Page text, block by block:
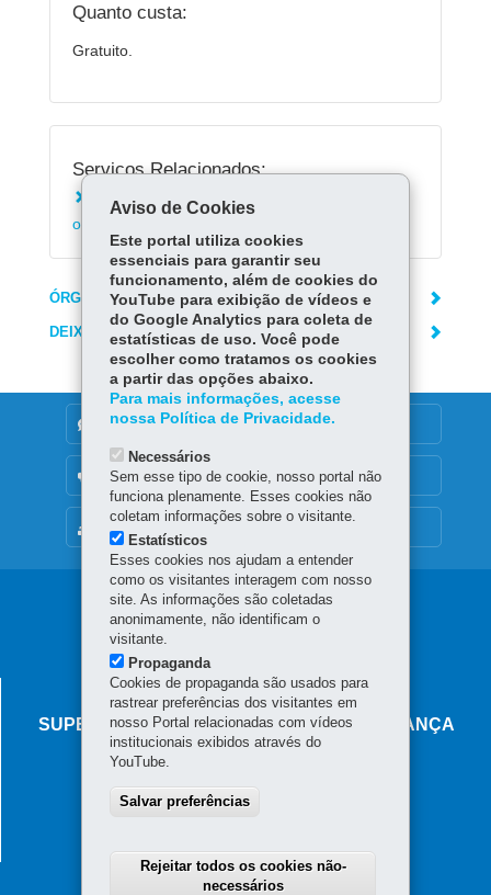
Quanto custa:
Gratuito.
Serviços Relacionados:
Conhecer as dúvidas mais frequentes sobre
os sorteios do Nota Paraná
ÓRGÃO RESPONSÁVEL
DEIXE SUA OPINIÃO
DENUNCIE CORRUPÇÃO
OUVIDORIA
Navegação
principal
AGÊNCIA DO MIGRANTE
SUPERINTENDÊNCIA-GERAL DE GOVERNANÇA
MIGRATÓRIA
80060-010-Curitiba
Aviso de Cookies
Este portal utiliza cookies
essenciais para garantir seu
funcionamento, além de cookies do
YouTube para exibição de vídeos e
do Google Analytics para coleta de
estatísticas de uso. Você pode
escolher como tratamos os cookies
a partir das opções abaixo.
Para mais informações, acesse
nossa Política de Privacidade.
Necessários
Sem esse tipo de cookie, nosso portal não
funciona plenamente. Esses cookies não
coletam informações sobre o visitante.
Estatísticos
Esses cookies nos ajudam a entender
como os visitantes interagem com nosso
site. As informações são coletadas
anonimamente, não identificam o
visitante.
Propaganda
Cookies de propaganda são usados para
rastrear preferências dos visitantes em
nosso Portal relacionadas com vídeos
institucionais exibidos através do
YouTube.
Salvar preferências
Rejeitar todos os cookies não-
necessários